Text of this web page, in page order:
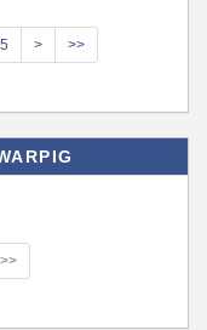
5 > >>
>>